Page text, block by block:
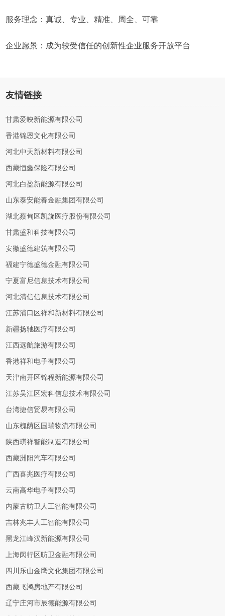
服务理念：真诚、专业、精准、周全、可靠
企业愿景：成为较受信任的创新性企业服务开放平台
友情链接
甘肃爱映新能源有限公司
香港锦恩文化有限公司
河北中天新材料有限公司
西藏恒鑫保险有限公司
河北白盈新能源有限公司
山东泰安能春金融集团有限公司
湖北蔡甸区凯旋医疗股份有限公司
甘肃盛和科技有限公司
安徽盛德建筑有限公司
福建宁德盛德金融有限公司
宁夏富尼信息技术有限公司
河北清信信息技术有限公司
江苏浦口区祥和新材料有限公司
新疆扬驰医疗有限公司
江西远航旅游有限公司
香港祥和电子有限公司
天津南开区锦程新能源有限公司
江苏吴江区宏科信息技术有限公司
台湾捷信贸易有限公司
山东槐荫区国瑞物流有限公司
陕西琪祥智能制造有限公司
西藏洲阳汽车有限公司
广西喜兆医疗有限公司
云南高华电子有限公司
内蒙古昉卫人工智能有限公司
吉林兆丰人工智能有限公司
黑龙江峰汉新能源有限公司
上海闵行区昉卫金融有限公司
四川乐山金鹰文化集团有限公司
西藏飞鸿房地产有限公司
辽宁庄河市辰德能源有限公司